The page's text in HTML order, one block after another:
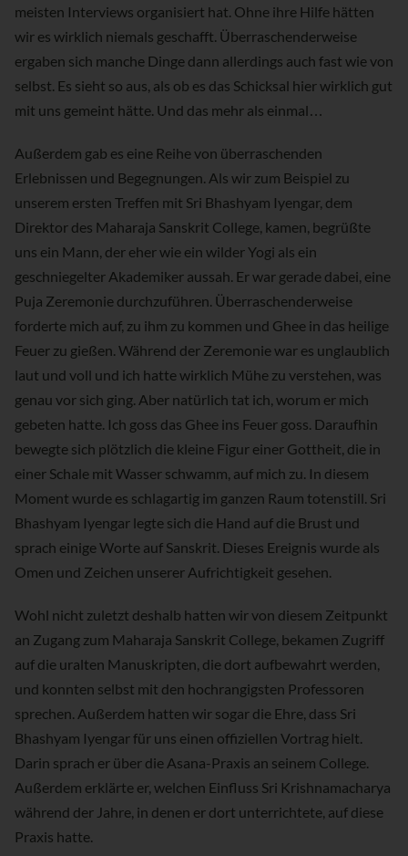
meisten Interviews organisiert hat. Ohne ihre Hilfe hätten
wir es wirklich niemals geschafft. Überraschenderweise
ergaben sich manche Dinge dann allerdings auch fast wie von
selbst. Es sieht so aus, als ob es das Schicksal hier wirklich gut
mit uns gemeint hätte. Und das mehr als einmal…
Außerdem gab es eine Reihe von überraschenden
Erlebnissen und Begegnungen. Als wir zum Beispiel zu
unserem ersten Treffen mit Sri Bhashyam Iyengar, dem
Direktor des Maharaja Sanskrit College, kamen, begrüßte
uns ein Mann, der eher wie ein wilder Yogi als ein
geschniegelter Akademiker aussah. Er war gerade dabei, eine
Puja Zeremonie durchzuführen. Überraschenderweise
forderte mich auf, zu ihm zu kommen und Ghee in das heilige
Feuer zu gießen. Während der Zeremonie war es unglaublich
laut und voll und ich hatte wirklich Mühe zu verstehen, was
genau vor sich ging. Aber natürlich tat ich, worum er mich
gebeten hatte. Ich goss das Ghee ins Feuer goss. Daraufhin
bewegte sich plötzlich die kleine Figur einer Gottheit, die in
einer Schale mit Wasser schwamm, auf mich zu. In diesem
Moment wurde es schlagartig im ganzen Raum totenstill. Sri
Bhashyam Iyengar legte sich die Hand auf die Brust und
sprach einige Worte auf Sanskrit. Dieses Ereignis wurde als
Omen und Zeichen unserer Aufrichtigkeit gesehen.
Wohl nicht zuletzt deshalb hatten wir von diesem Zeitpunkt
an Zugang zum Maharaja Sanskrit College, bekamen Zugriff
auf die uralten Manuskripten, die dort aufbewahrt werden,
und konnten selbst mit den hochrangigsten Professoren
sprechen. Außerdem hatten wir sogar die Ehre, dass Sri
Bhashyam Iyengar für uns einen offiziellen Vortrag hielt.
Darin sprach er über die Asana-Praxis an seinem College.
Außerdem erklärte er, welchen Einfluss Sri Krishnamacharya
während der Jahre, in denen er dort unterrichtete, auf diese
Praxis hatte.